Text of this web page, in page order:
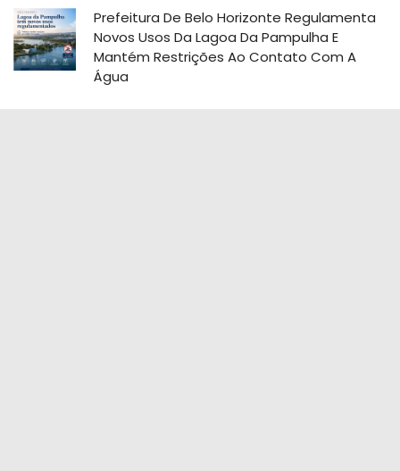
Prefeitura De Belo Horizonte Regulamenta
Novos Usos Da Lagoa Da Pampulha E
Mantém Restrições Ao Contato Com A
Água